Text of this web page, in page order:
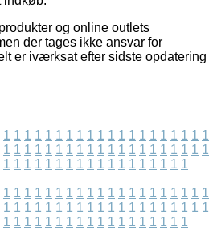
og online outlets
der tages ikke ansvar for
er iværksat efter sidste opdatering
1 1 1 1 1 1 1 1 1 1 1 1 1 1 1 1 1 1 1 1
1 1 1 1 1 1 1 1 1 1 1 1 1 1 1 1 1 1 1 1
1 1 1 1 1 1 1 1 1 1 1 1 1 1 1 1 1 1
1 1 1 1 1 1 1 1 1 1 1 1 1 1 1 1 1 1 1 1
1 1 1 1 1 1 1 1 1 1 1 1 1 1 1 1 1 1 1 1
1 1 1 1 1 1 1 1 1 1 1 1 1 1 1 1 1 1